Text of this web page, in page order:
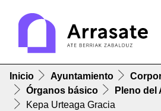
Inicio Ayuntamiento
Órganos básico
Pleno del
Kepa Urteaga Gracia